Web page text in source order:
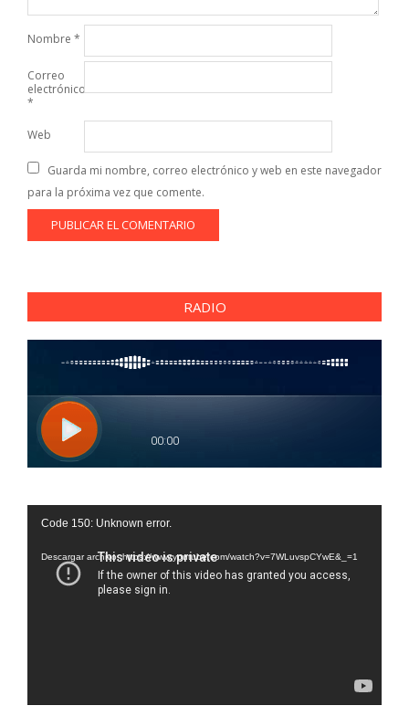
Nombre *
Correo
electrónico
*
Web
Guarda mi nombre, correo electrónico y web en este navegador
para la próxima vez que comente.
RADIO
Reproductor
vídeo
Code 150: Unknown error.
Descargar archivo: https://www.youtube.com/watch?v=7WLuvspCYwE&_=1